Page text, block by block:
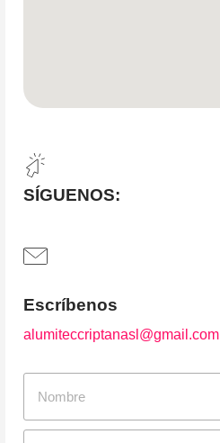
SÍGUENOS:
Escríbenos
alumiteccriptanasl@gmail.com